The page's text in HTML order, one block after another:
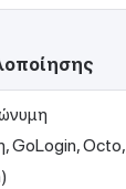
GoLogin, Octo,